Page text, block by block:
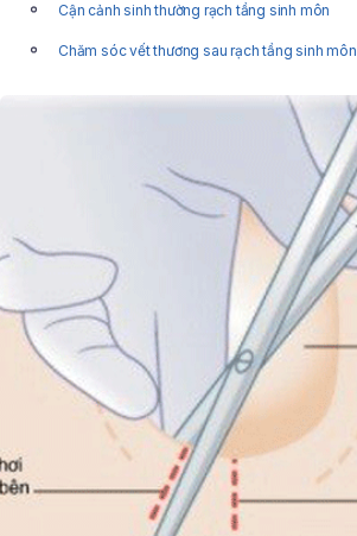
Cận cảnh sinh thường rạch tầng sinh môn
Chăm sóc vết thương sau rạch tầng sinh môn